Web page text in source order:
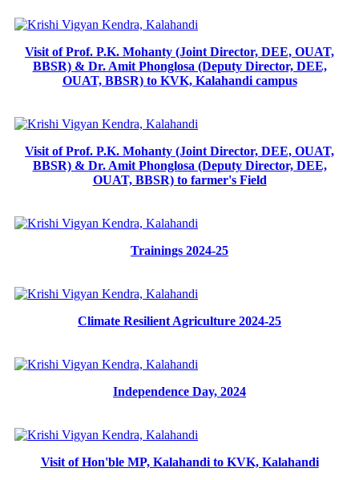
Visit of Prof. P.K. Mohanty (Joint Director, DEE, OUAT,
BBSR) & Dr. Amit Phonglosa (Deputy Director, DEE,
OUAT, BBSR) to KVK, Kalahandi campus
Visit of Prof. P.K. Mohanty (Joint Director, DEE, OUAT,
BBSR) & Dr. Amit Phonglosa (Deputy Director, DEE,
OUAT, BBSR) to farmer's Field
Trainings 2024-25
Climate Resilient Agriculture 2024-25
Independence Day, 2024
Visit of Hon'ble MP, Kalahandi to KVK, Kalahandi